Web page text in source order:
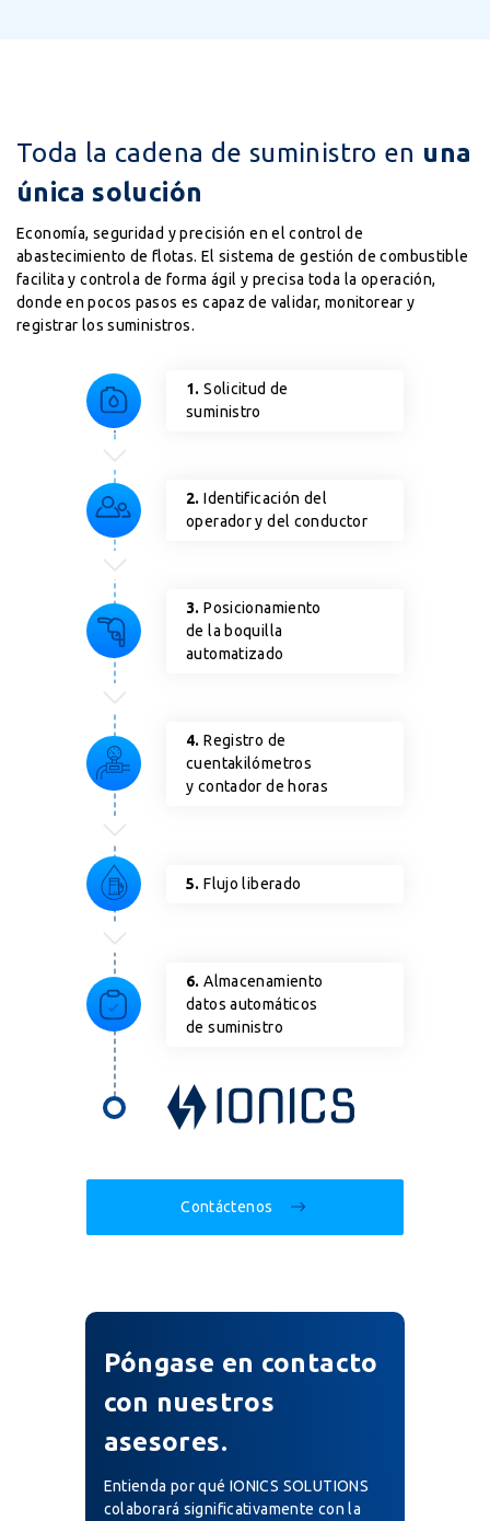
Toda la cadena de suministro en una
única solución
Economía, seguridad y precisión en el control de
abastecimiento de flotas. El sistema de gestión de combustible
facilita y controla de forma ágil y precisa toda la operación,
donde en pocos pasos es capaz de validar, monitorear y
registrar los suministros.
1. Solicitud de
suministro
2. Identificación del
operador y del conductor
3. Posicionamiento
de la boquilla
automatizado
4. Registro de
cuentakilómetros
y contador de horas
5. Flujo liberado
6. Almacenamiento
datos automáticos
de suministro
Contáctenos
Póngase en contacto
con nuestros
asesores.
Entienda por qué IONICS SOLUTIONS
colaborará significativamente con la